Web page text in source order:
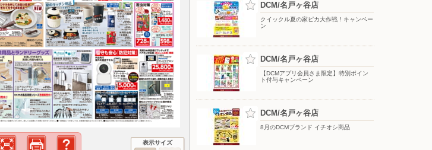
表示サイズ
DCM/名戸ヶ谷店
クイックル夏の家ピカ大作戦！キャンペー
ン
DCM/名戸ヶ谷店
【DCMアプリ会員さま限定】特別ポイン
ト付与キャンペーン
DCM/名戸ヶ谷店
8月のDCMブランド イチオシ商品